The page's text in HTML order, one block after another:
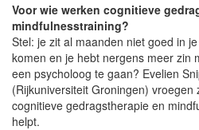
Voor wie werken cognitieve
mindfulnesstraining?
Stel: je zit al maanden niet goed in
komen en je hebt nergens meer zin
een psycholoog te gaan? Evelien
(Rijkuniversiteit Groningen)
cognitieve gedragstherapie en
helpt.